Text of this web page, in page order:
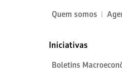
Quem somos
Iniciativas
Boletins